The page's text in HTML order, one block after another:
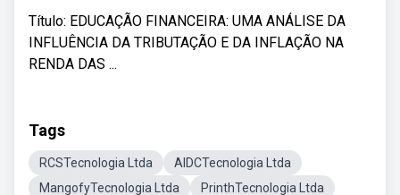
Título: EDUCAÇÃO FINANCEIRA: UMA ANÁLISE DA
INFLUÊNCIA DA TRIBUTAÇÃO E DA INFLAÇÃO NA
RENDA DAS ...
Tags
RCSTecnologia Ltda
AIDCTecnologia Ltda
MangofyTecnologia Ltda
PrinthTecnologia Ltda